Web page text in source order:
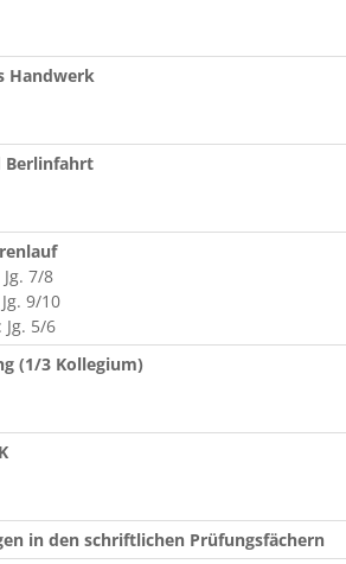
Handwerk
Berlinfahrt
7/8
9/10
Jg. 5/6
(1/3 Kollegium)
in den schriftlichen Prüfungsfächern